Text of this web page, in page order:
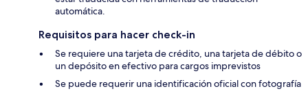
automática.
Requisitos para hacer check-in
Se requiere una tarjeta de crédito, una tarjeta de débito o
un depósito en efectivo para cargos imprevistos
Se puede requerir una identificación oficial con fotografía